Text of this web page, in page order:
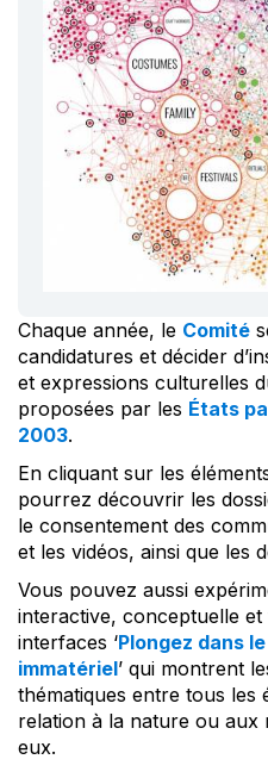
Chaque année, le Comité
candidatures et décider
et expressions culturelles
proposées par les États
2003.
En cliquant sur les
pourrez découvrir les
le consentement des
et les vidéos, ainsi que les
Vous pouvez aussi
interactive, conceptuelle
interfaces ‘Plongez dans
immatériel’ qui montrent
thématiques entre tous les
relation à la nature ou aux
eux.